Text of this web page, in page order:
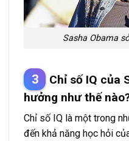
Sasha Obama
Chỉ số IQ của
hưởng như thế
Chỉ số IQ là một trong
đến khả năng học hỏi